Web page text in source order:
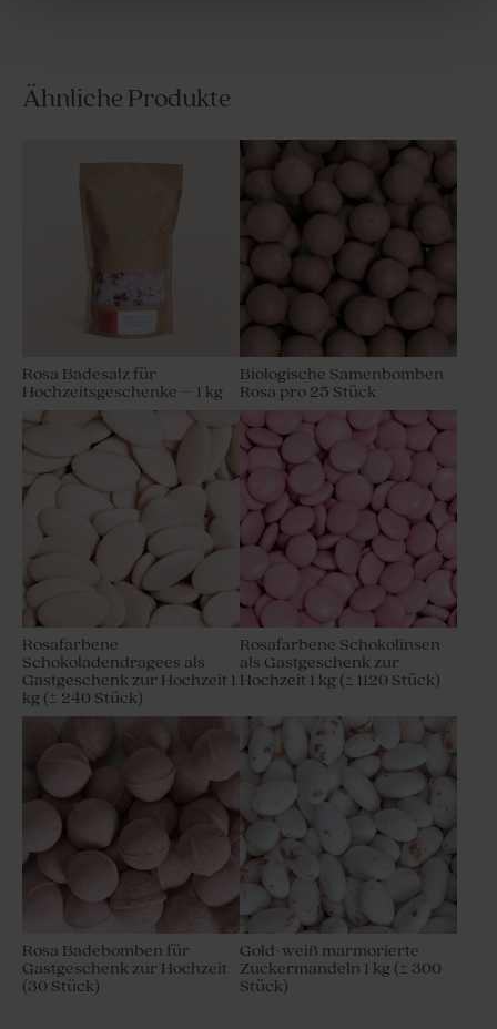
Baumwollband 'Nude' | klein
Limited
edition
Kleine Apothekerflasche in
rosé mit Glasdeckel
Geschenkdose aus Samt in
Rosa
Heftklammer | Roségold
Ähnliche Produkte
Rosa Badesalz für
Hochzeitsgeschenke – 1 kg
Biologische Samenbomben
Rosa pro 25 Stück
Rosafarbene
Schokoladendragees als
Gastgeschenk zur Hochzeit 1
kg (± 240 Stück)
Rosafarbene Schokolinsen
als Gastgeschenk zur
Hochzeit 1 kg (± 1120 Stück)
Rosa Badebomben für
Gastgeschenk zur Hochzeit
(30 Stück)
Gold-weiß marmorierte
Zuckermandeln 1 kg (± 300
Stück)